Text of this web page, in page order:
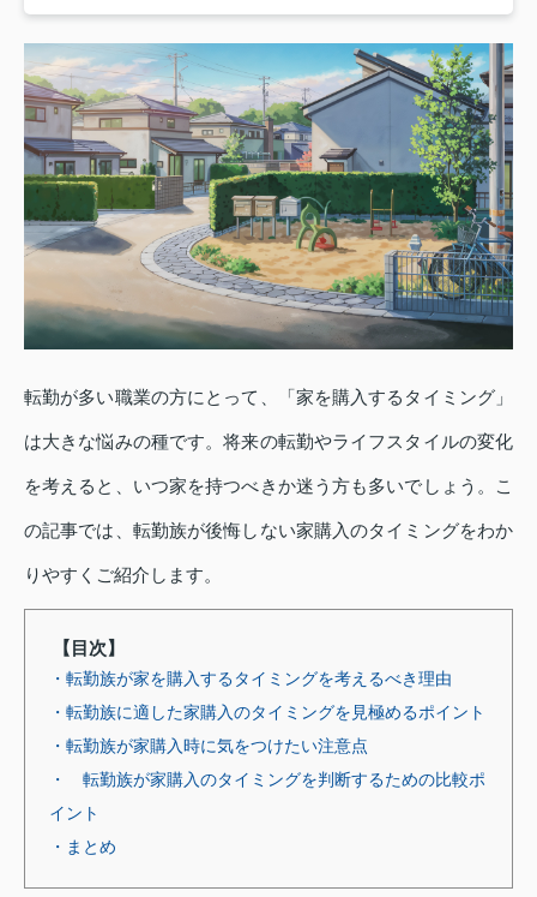
転勤が多い職業の方にとって、「家を購入するタイミング」
は大きな悩みの種です。将来の転勤やライフスタイルの変化
を考えると、いつ家を持つべきか迷う方も多いでしょう。こ
の記事では、転勤族が後悔しない家購入のタイミングをわか
りやすくご紹介します。
【目次】
・転勤族が家を購入するタイミングを考えるべき理由
・転勤族に適した家購入のタイミングを見極めるポイント
・転勤族が家購入時に気をつけたい注意点
・ 転勤族が家購入のタイミングを判断するための比較ポ
イント
・まとめ